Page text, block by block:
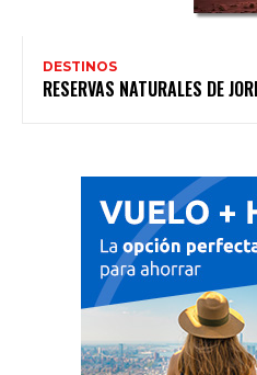
DESTINOS
RESERVAS NATURALES DE